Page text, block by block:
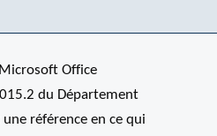
Office
du Département
référence en ce qui